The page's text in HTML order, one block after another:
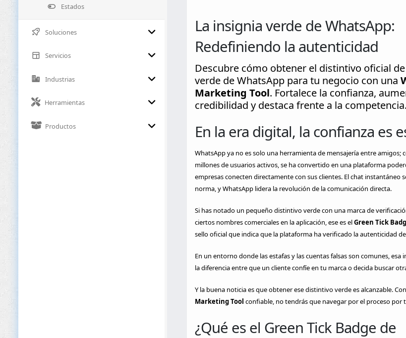
Estados
Soluciones
Servicios
Industrias
Herramientas
Productos
La insignia verde de WhatsApp:
Redefiniendo la autenticidad
Descubre cómo obtener el distintivo oficial
verde de WhatsApp para tu negocio con una
Marketing Tool. Fortalece la confianza,
credibilidad y destaca frente a la competencia.
En la era digital, la confianza es
WhatsApp ya no es solo una herramienta de mensajería entre amigos;
millones de usuarios activos, se ha convertido en una plataforma
empresas conecten directamente con sus clientes. El chat instantáneo
norma, y WhatsApp lidera la revolución de la comunicación directa.
Si has notado un pequeño distintivo verde con una marca de
ciertos nombres comerciales en la aplicación, ese es elGreen Tick
sello oficial que indica que la plataforma ha verificado la autenticidad
En un entorno donde las estafas y las cuentas falsas son comunes, esa
la diferencia entre que un cliente confíe en tu marca o decida buscar
Y la buena noticia es que obtener ese distintivo verde es alcanzable.
Marketing Tool confiable, no tendrás que navegar por el proceso por
¿Qué es el Green Tick Badge de